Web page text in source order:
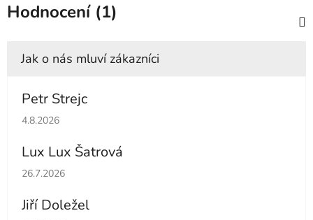
Hodnocení (1)
Petr Strejc
Hodnocení obchodu je 5 z 5 hvězdiček.
4.8.2026
Lux Lux Šatrová
Hodnocení obchodu je 5 z 5 hvězdiček.
26.7.2026
Jiří Doležel